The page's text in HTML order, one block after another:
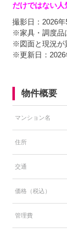
だけではない人
撮影日：2026年
※家具・調度品
※図面と現況が
※更新日：2026
物件概要
マンション名
住所
交通
価格（税込）
管理費